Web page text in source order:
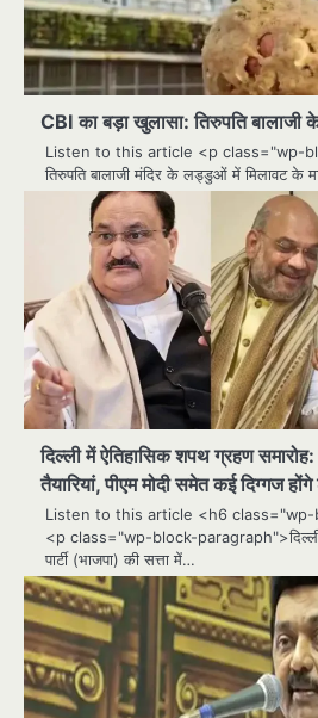
CBI का बड़ा खुलासा: तिरुपति बालाजी
Listen to this article <p class="wp-
तिरुपति बालाजी मंदिर के लड्डुओं में मिलावट के
दिल्ली में ऐतिहासिक शपथ ग्रहण समारोह:
तैयारियां, पीएम मोदी समेत कई दिग्गज
Listen to this article <h6
<p class="wp-block-paragraph">दिल्ली
पार्टी (भाजपा) की सत्ता में…